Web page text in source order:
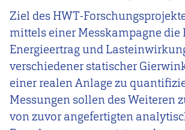
Ziel des HWT-
mittels einer Messkampagne
Energieertrag und
verschiedener statischer
einer realen Anlage zu
Messungen sollen des Weiteren
von zuvor angefertigten